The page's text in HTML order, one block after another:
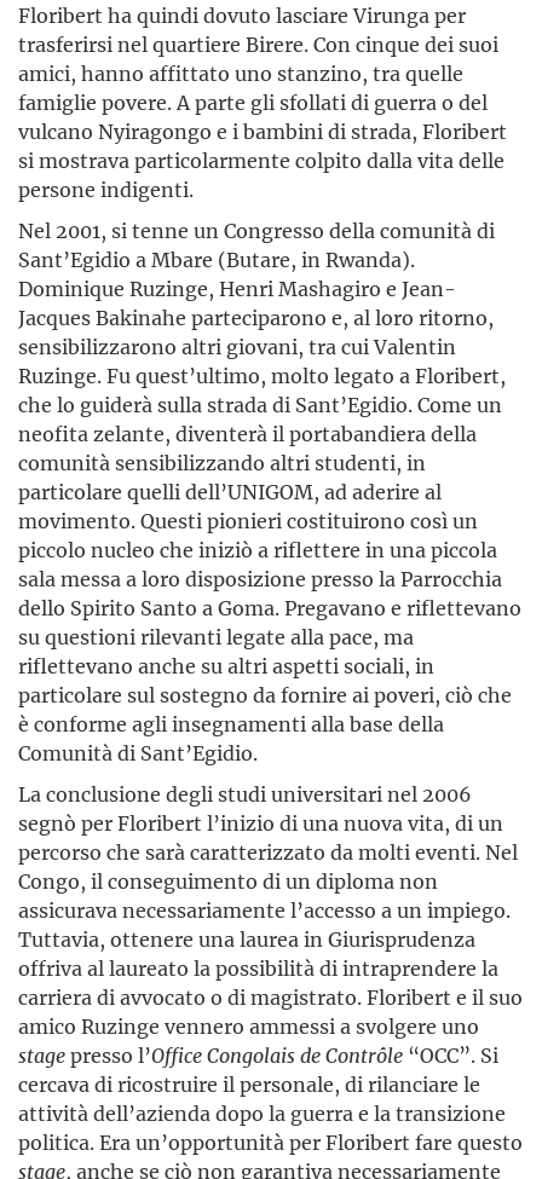
Floribert ha quindi dovuto lasciare Virunga per
trasferirsi nel quartiere Birere. Con cinque dei suoi
amici, hanno affittato uno stanzino, tra quelle
famiglie povere. A parte gli sfollati di guerra o del
vulcano Nyiragongo e i bambini di strada, Floribert
si mostrava particolarmente colpito dalla vita delle
persone indigenti.
Nel 2001, si tenne un Congresso della comunità di
Sant’Egidio a Mbare (Butare, in Rwanda).
Dominique Ruzinge, Henri Mashagiro e Jean-
Jacques Bakinahe parteciparono e, al loro ritorno,
sensibilizzarono altri giovani, tra cui Valentin
Ruzinge. Fu quest’ultimo, molto legato a Floribert,
che lo guiderà sulla strada di Sant’Egidio. Come un
neofita zelante, diventerà il portabandiera della
comunità sensibilizzando altri studenti, in
particolare quelli dell’UNIGOM, ad aderire al
movimento. Questi pionieri costituirono così un
piccolo nucleo che iniziò a riflettere in una piccola
sala messa a loro disposizione presso la Parrocchia
dello Spirito Santo a Goma. Pregavano e riflettevano
su questioni rilevanti legate alla pace, ma
riflettevano anche su altri aspetti sociali, in
particolare sul sostegno da fornire ai poveri, ciò che
è conforme agli insegnamenti alla base della
Comunità di Sant’Egidio.
La conclusione degli studi universitari nel 2006
segnò per Floribert l’inizio di una nuova vita, di un
percorso che sarà caratterizzato da molti eventi. Nel
Congo, il conseguimento di un diploma non
assicurava necessariamente l’accesso a un impiego.
Tuttavia, ottenere una laurea in Giurisprudenza
offriva al laureato la possibilità di intraprendere la
carriera di avvocato o di magistrato. Floribert e il suo
amico Ruzinge vennero ammessi a svolgere uno
stagepresso l’Office Congolais de Contrôle “OCC”. Si
cercava di ricostruire il personale, di rilanciare le
attività dell’azienda dopo la guerra e la transizione
politica. Era un’opportunità per Floribert fare questo
stage, anche se ciò non garantiva necessariamente